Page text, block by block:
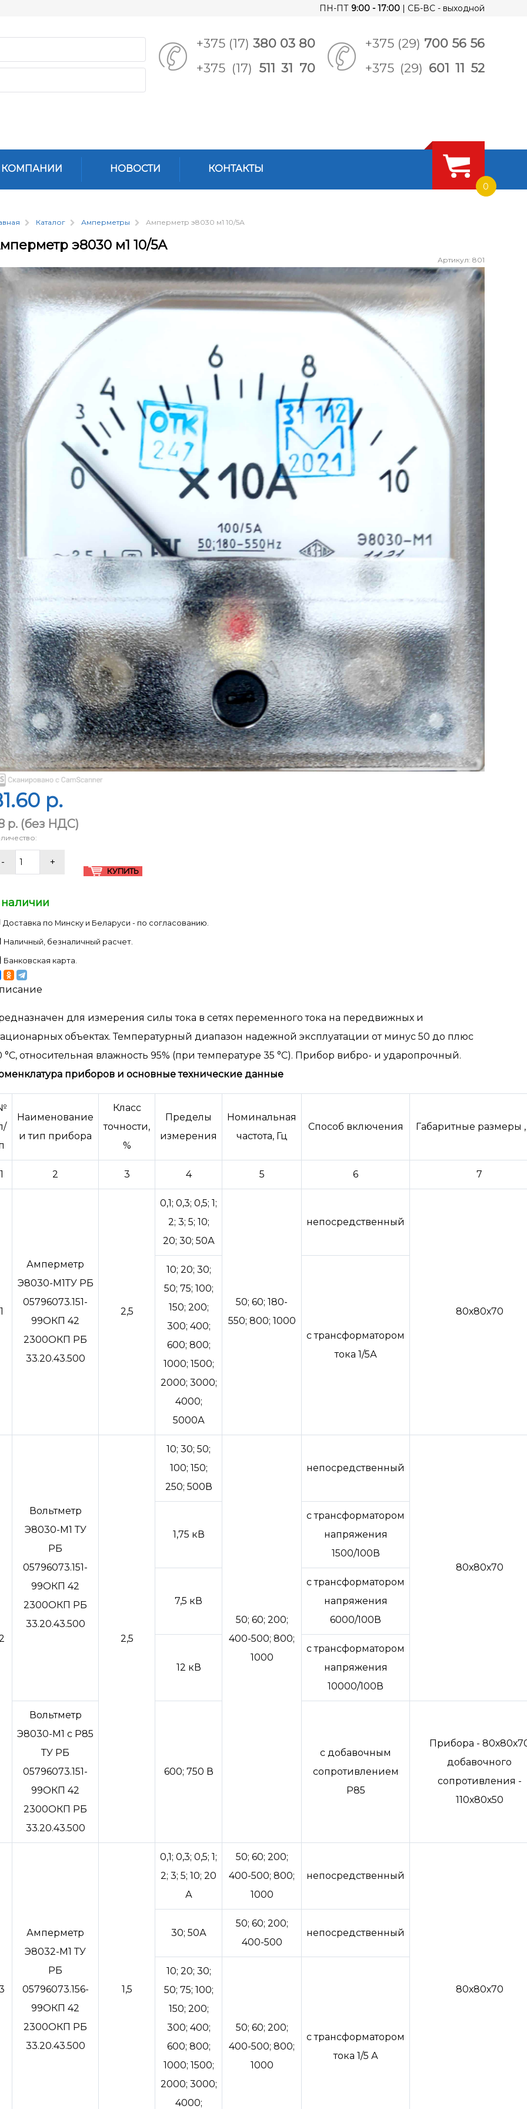
ПН-ПТ 9:00 - 17:00 | СБ-ВС - выходной
+375 (17) 380 03 80
+375 (17) 511 31 70
+375 (29) 700 56 56
+375 (29) 601 11 52
НОВОСТИ КОНТАКТЫ
0
Каталог Амперметры Амперметр э8030 м1 10/5А
э8030 м1 10/5А
Артикул: 801
p.
p. (без НДС)
Доставка по Минску и Беларуси - по согласованию.
Наличный, безналичный расчет.
Банковская карта.
для измерения силы тока в сетях переменного тока на передвижных и
объектах. Температурный диапазон надежной эксплуатации от минус 50 до плюс
°С, относительная влажность 95% (при температуре 35 °С). Прибор вибро- и ударопрочный.
приборов и основные технические данные
Наименование
и тип прибора
Класс
точности,
%
Пределы
измерения
Номинальная
частота, Гц
Способ включения Габаритные размеры
1 2 3 4 5 6 7
1
Амперметр
Э8030-М1ТУ РБ
05796073.151-
99ОКП 42
2300ОКП РБ
33.20.43.500
2,5
0,1; 0,3; 0,5; 1;
2; 3; 5; 10;
20; 30; 50А
50; 60; 180-
550; 800; 1000
непосредственный
80х80х70
10; 20; 30;
50; 75; 100;
150; 200;
300; 400;
600; 800;
1000; 1500;
2000; 3000;
4000;
5000А
с трансформатором
тока 1/5А
Вольтметр
Э8030-М1 ТУ
РБ
05796073.151-
99ОКП 42
2300ОКП РБ
33.20.43.500
2,5
10; 30; 50;
100; 150;
250; 500В
50; 60; 200;
400-500; 800;
1000
непосредственный
80х80х70
1,75 кВ
с трансформатором
напряжения
1500/100В
7,5 кВ
с трансформатором
напряжения
6000/100В
12 кВ
с трансформатором
напряжения
10000/100В
Вольтметр
Э8030-М1 с Р85
ТУ РБ
05796073.151-
99ОКП 42
2300ОКП РБ
33.20.43.500
600; 750 В
с добавочным
сопротивлением
Р85
Прибора -
добавочного
сопротивления -
110х80х50
Амперметр
Э8032-М1 ТУ
РБ
05796073.156-
99ОКП 42
2300ОКП РБ
33.20.43.500
1,5
0,1; 0,3; 0,5; 1;
2; 3; 5; 10; 20
А
50; 60; 200;
400-500; 800;
1000
непосредственный
80х80х70
30; 50А
50; 60; 200;
400-500
непосредственный
10; 20; 30;
50; 75; 100;
150; 200;
300; 400;
600; 800;
1000; 1500;
2000; 3000;
4000;
50; 60; 200;
400-500; 800;
1000
с трансформатором
тока 1/5 А